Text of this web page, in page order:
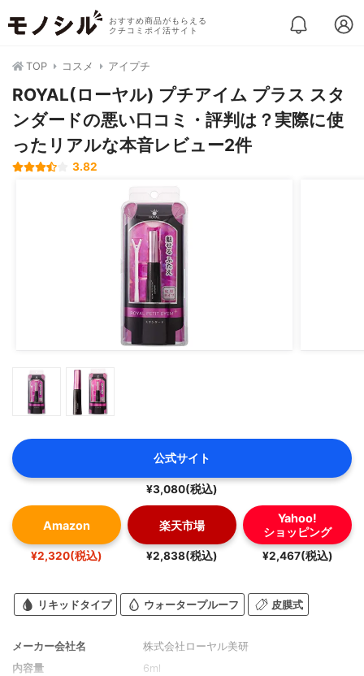
おすすめ商品がもらえる
クチコミポイ活サイト
TOP コスメ アイプチ
ROYAL(ローヤル) プチアイム プラス スタ
ンダードの悪い口コミ・評判は？実際に使
ったリアルな本音レビュー2件
3.82
公式サイト
¥3,080(税込)
Amazon
¥2,320(税込)
楽天市場
¥2,838(税込)
Yahoo!
ショッピング
¥2,467(税込)
リキッドタイプ ウォータープルーフ 皮膜式
メーカー会社名
株式会社ローヤル美研
内容量
6ml